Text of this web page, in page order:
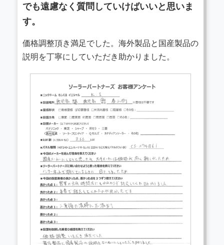
でも遠慮なく質問していけばいいと思いま
す。
価格調整頂き満足でした。海外製品と国産製品の
説明を丁寧にしていただき助かりました。